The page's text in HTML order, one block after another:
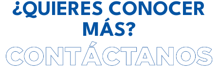
¿QUIERES CONOCER
MÁS?